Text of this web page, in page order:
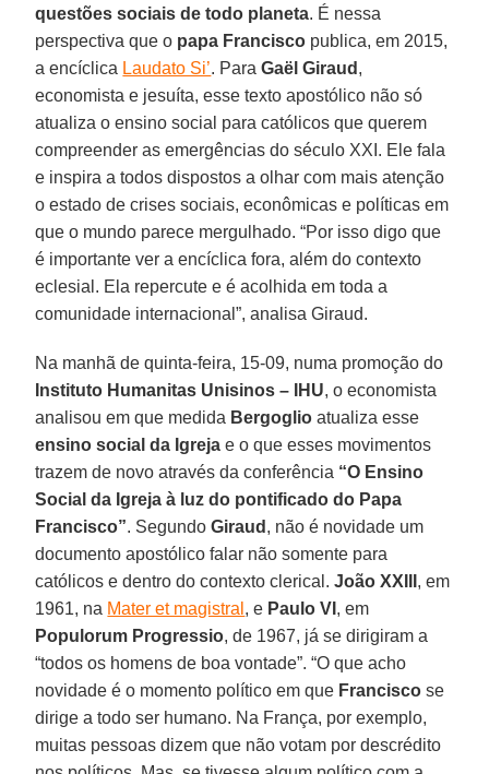
questões sociais de todo planeta. É nessa
perspectiva que o papa Francisco publica, em 2015,
a encíclica Laudato Si’. ParaGaël Giraud ,
economista e jesuíta, esse texto apostólico não só
atualiza o ensino social para católicos que querem
compreender as emergências do século XXI. Ele fala
e inspira a todos dispostos a olhar com mais atenção
o estado de crises sociais, econômicas e políticas em
que o mundo parece mergulhado. “Por isso digo que
é importante ver a encíclica fora, além do contexto
eclesial. Ela repercute e é acolhida em toda a
comunidade internacional”, analisa Giraud.
Na manhã de quinta-feira, 15-09, numa promoção do
Instituto Humanitas Unisinos – IHU, o economista
analisou em que medida Bergoglio atualiza esse
ensino social da Igreja e o que esses movimentos
trazem de novo através da conferência “O Ensino
Social da Igreja à luz do pontificado do Papa
Francisco”. SegundoGiraud , não é novidade um
documento apostólico falar não somente para
católicos e dentro do contexto clerical.João XXIII , em
1961, na Mater et magistral , e Paulo VI , em
Populorum Progressio, de 1967, já se dirigiram a
“todos os homens de boa vontade”. “O que acho
novidade é o momento político em que Francisco se
dirige a todo ser humano. Na França, por exemplo,
muitas pessoas dizem que não votam por descrédito